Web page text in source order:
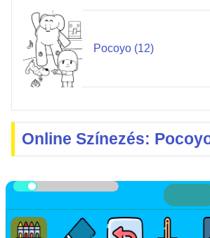
Pocoyo (12)
Online Színezés: